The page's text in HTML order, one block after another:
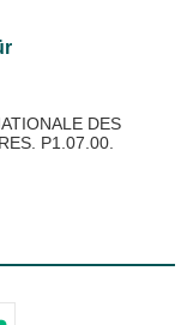
DES
P1.07.00.